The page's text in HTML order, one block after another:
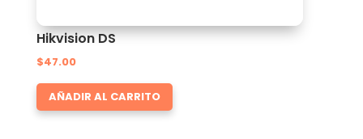
Hikvision DS
$47.00
AÑADIR AL CARRITO